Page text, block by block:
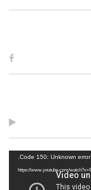
محمد الهادي كريدان
2014/9/22م
Code 150: Unknown error.